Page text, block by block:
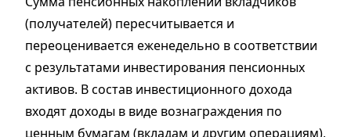
(получателей) пересчитывается и
переоценивается еженедельно в соответствии
с результатами инвестирования пенсионных
активов. В состав инвестиционного дохода
входят доходы в виде вознаграждения по
ценным бумагам (вкладам и другим операциям),